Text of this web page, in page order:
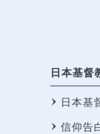
日本基督
日本基
信仰告